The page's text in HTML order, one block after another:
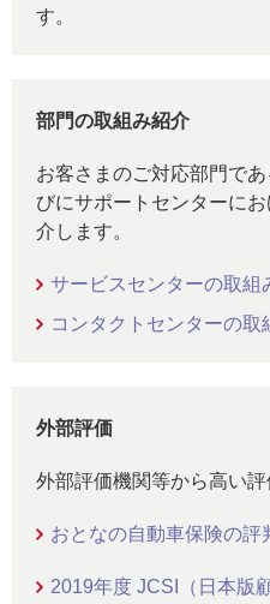
す。
部門の取組み紹介
お客さまのご対応部門で
びにサポートセンターに
介します。
サービスセンターの取組
コンタクトセンターの取
外部評価
外部評価機関等から高い評
おとなの自動車保険の評
2019年度 JCSI（日本版